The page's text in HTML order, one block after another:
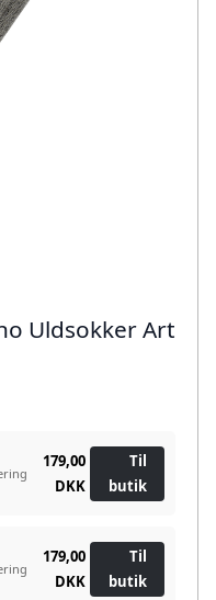
Uldsokker Art
179,00
DKK
Til
butik
179,00
DKK
Til
butik